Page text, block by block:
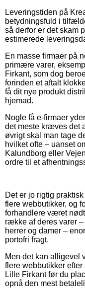
Leveringstiden på
betydningsfuld i
så derfor er det skam
estimerede
En masse firmaer på
primære varer,
Firkant, som dog
forinden et aftalt
få dit nye produkt
hjemad.
Nogle få e-firmaer
det meste kræves det
øvrigt skal man tage
hvilket ofte – uanset
Kalundborg eller
ordre til et
Det er jo rigtig
flere webbutikker, og
forhandlere været
række af deres varer –
herrer og damer –
portofri fragt.
Men det kan alligevel
flere webbutikker
Lille Firkant før du
opnå den mest